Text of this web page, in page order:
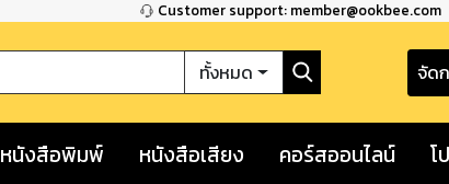
Customer support: member@ookbee.com
ทั้งหมด จัด
หนังสือพิมพ์ หนังสือเสียง คอร์สออนไลน์ โ